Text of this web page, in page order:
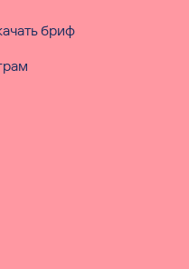
бриф